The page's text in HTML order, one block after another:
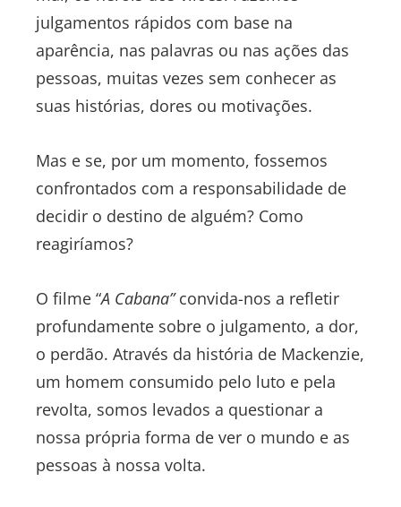
julgamentos rápidos com base na
aparência, nas palavras ou nas ações das
pessoas, muitas vezes sem conhecer as
suas histórias, dores ou motivações.
Mas e se, por um momento, fossemos
confrontados com a responsabilidade de
decidir o destino de alguém? Como
reagiríamos?
O filme “A Cabana”convida-nos a refletir
profundamente sobre o julgamento, a dor,
o perdão. Através da história de Mackenzie,
um homem consumido pelo luto e pela
revolta, somos levados a questionar a
nossa própria forma de ver o mundo e as
pessoas à nossa volta.